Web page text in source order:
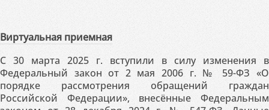
Виртуальная приемная
С 30 марта 2025 г. вступили в силу изменения в
Федеральный закон от 2 мая 2006 г. № 59-ФЗ «О
порядке рассмотрения обращений граждан
Российской Федерации», внесённые Федеральным